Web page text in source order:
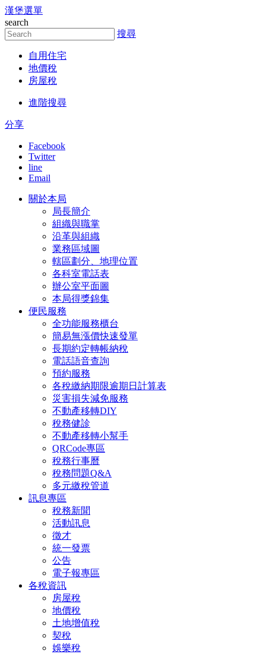
跳到主要內容區塊
漢堡選單
search
搜尋
自用住宅
地價稅
房屋稅
進階搜尋
分享
Facebook
Twitter
line
Email
關於本局
局長簡介
組織與職掌
沿革與組織
業務區域圖
轄區劃分、地理位置
各科室電話表
辦公室平面圖
本局得獎錦集
便民服務
全功能服務櫃台
簡易無漲價快速發單
長期約定轉帳納稅
電話語音查詢
預約服務
各稅繳納期限逾期日計算表
災害損失減免服務
不動產移轉DIY
稅務健診
不動產移轉小幫手
QRCode專區
稅務行事曆
稅務問題Q&A
多元繳稅管道
訊息專區
稅務新聞
活動訊息
徵才
統一發票
公告
電子報專區
各稅資訊
房屋稅
地價稅
土地增值稅
契稅
娛樂稅